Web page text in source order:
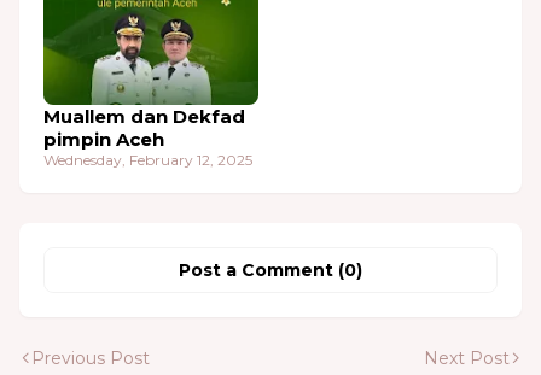
Muallem dan Dekfad
pimpin Aceh
Wednesday, February 12, 2025
Post a Comment (0)
Previous Post Next Post